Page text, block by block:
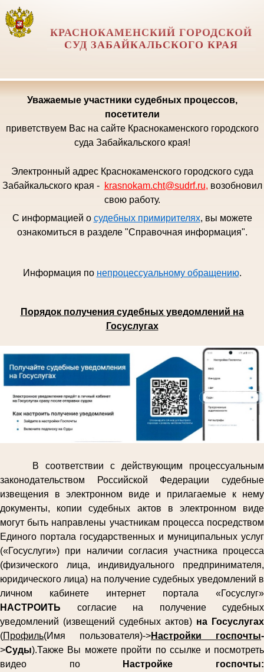
КРАСНОКАМЕНСКИЙ ГОРОДСКОЙ
СУД ЗАБАЙКАЛЬСКОГО КРАЯ
Уважаемые участники судебных процессов,
посетители
приветствуем Вас на сайте Краснокаменского городского
суда Забайкальского края!
Электронный адрес Краснокаменского городского суда
Забайкальского края - krasnokam.cht@sudrf.ru, возобновил
свою работу.
С информацией о судебных примирителях, вы можете
ознакомиться в разделе "Справочная информация".
Информация по непроцессуальному обращению.
Порядок получения судебных уведомлений на
Госуслугах
В соответствии с действующим процессуальным
законодательством Российской Федерации судебные
извещения в электронном виде и прилагаемые к нему
документы, копии судебных актов в электронном виде
могут быть направлены участникам процесса посредством
Единого портала государственных и муниципальных услуг
(«Госуслуги») при наличии согласия участника процесса
(физического лица, индивидуального предпринимателя,
юридического лица) на получение судебных уведомлений в
личном кабинете интернет портала «Госуслуг»
НАСТРОИТЬ согласие на получение судебных
уведомлений (извещений судебных актов) на Госуслугах
(Профиль(Имя пользователя)->Настройки госпочты-
>Суды).Также Вы можете пройти по ссылке и посмотреть
видео по
Настройке госпочты: